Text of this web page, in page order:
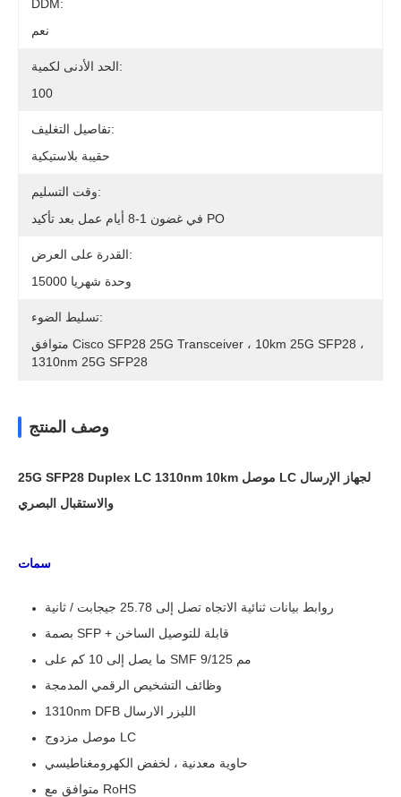
DDM:
نعم
الحد الأدنى لكمية:
100
تفاصيل التغليف:
حقيبة بلاستيكية
وقت التسليم:
في غضون 1-8 أيام عمل بعد تأكيد PO
القدرة على العرض:
15000 وحدة شهريا
تسليط الضوء:
متوافق Cisco SFP28 25G Transceiver ، 10km 25G SFP28 ،
1310nm 25G SFP28
وصف المنتج
25G SFP28 Duplex LC 1310nm 10km موصل LC لجهاز الإرسال
والاستقبال البصري
سمات
روابط بيانات ثنائية الاتجاه تصل إلى 25.78 جيجابت / ثانية
بصمة SFP + قابلة للتوصيل الساخن
ما يصل إلى 10 كم على SMF 9/125 مم
وظائف التشخيص الرقمي المدمجة
1310nm DFB الليزر الارسال
موصل مزدوج LC
حاوية معدنية ، لخفض الكهرومغناطيسي
متوافق مع RoHS